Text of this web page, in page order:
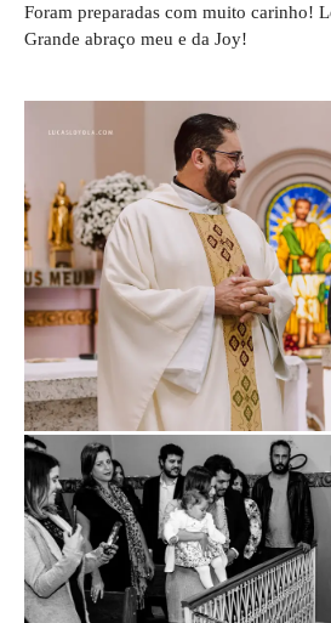
Foram preparadas com muito carinho!
Grande abraço meu e da Joy!